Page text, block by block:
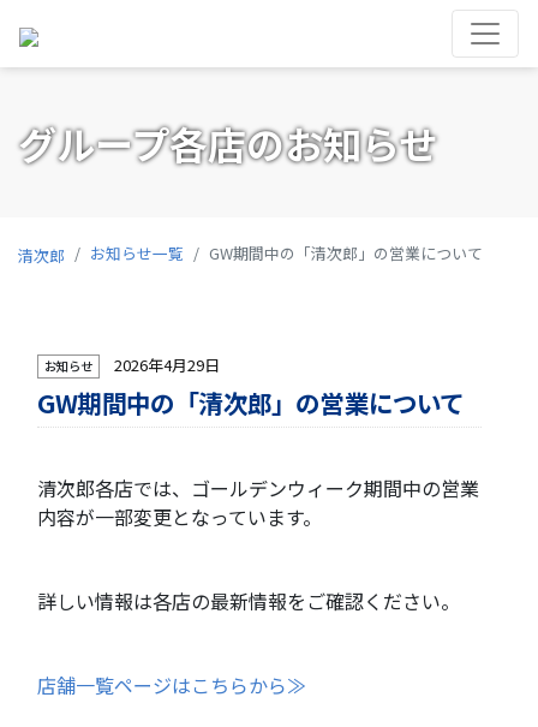
グループ各店のお知らせ
清次郎 お知らせ一覧 GW期間中の「清次郎」の営業について
お知らせ 2026年4月29日
GW期間中の「清次郎」の営業について
清次郎各店では、ゴールデンウィーク期間中の営業
内容が一部変更となっています。
詳しい情報は各店の最新情報をご確認ください。
店舗一覧ページはこちらから≫